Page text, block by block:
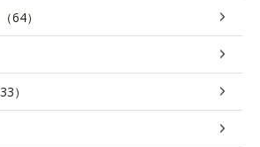
64）
）